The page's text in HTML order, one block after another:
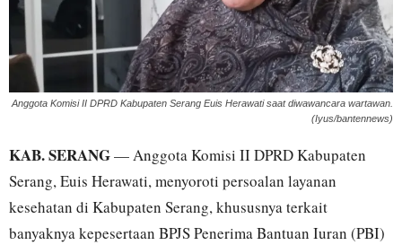
Anggota Komisi II DPRD Kabupaten Serang Euis Herawati saat diwawancara wartawan.
(Iyus/bantennews)
KAB. SERANG— Anggota Komisi II DPRD Kabupaten
Serang, Euis Herawati, menyoroti persoalan layanan
kesehatan di Kabupaten Serang, khususnya terkait
banyaknya kepesertaan BPJS Penerima Bantuan Iuran (PBI)